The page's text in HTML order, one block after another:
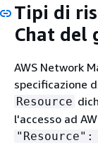
Tipi di
Chat del
AWS Network
specificazione
Resource
l'accesso ad